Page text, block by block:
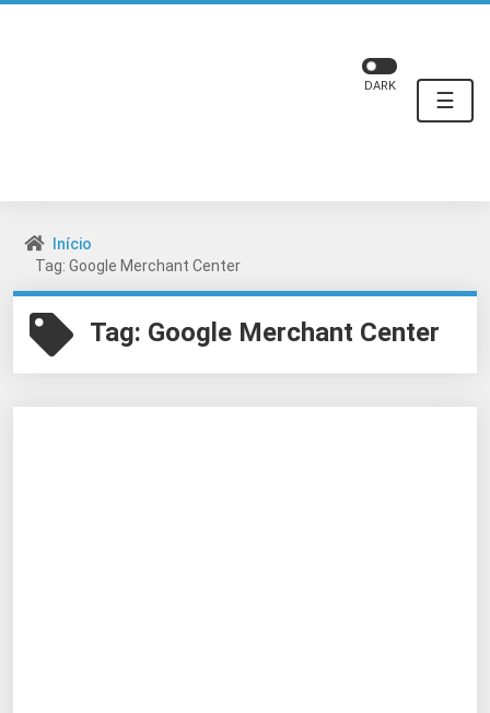
☰
DARK
Início
Tag: Google Merchant Center
Tag: Google Merchant Center